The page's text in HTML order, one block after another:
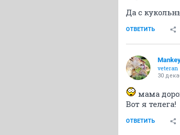
Да с
ОТВЕТИТЬ
veteran
30
мама
Вот я телега!
ОТВЕТИТЬ